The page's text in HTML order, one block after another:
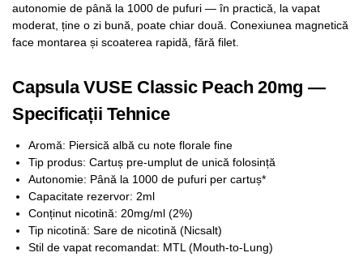
autonomie de până la 1000 de pufuri — în practică, la vapat
moderat, ține o zi bună, poate chiar două. Conexiunea magnetică
face montarea și scoaterea rapidă, fără filet.
Capsula VUSE Classic Peach 20mg —
Specificații Tehnice
Aromă: Piersică albă cu note florale fine
Tip produs: Cartuș pre-umplut de unică folosință
Autonomie: Până la 1000 de pufuri per cartuș*
Capacitate rezervor: 2ml
Conținut nicotină: 20mg/ml (2%)
Tip nicotină: Sare de nicotină (Nicsalt)
Stil de vapat recomandat: MTL (Mouth-to-Lung)